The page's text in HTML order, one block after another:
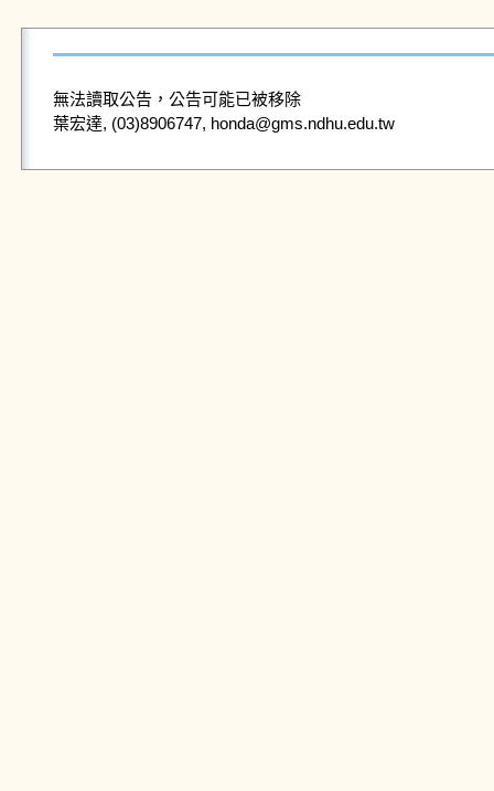
無法讀取公告，公告可能已被移除
葉宏達, (03)8906747, honda@gms.ndhu.edu.tw